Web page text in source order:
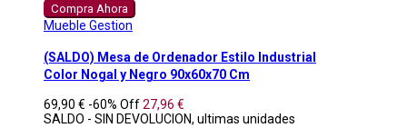
Compra Ahora
Mueble Gestion
(SALDO) Mesa de Ordenador Estilo Industrial
Color Nogal y Negro 90x60x70 Cm
69,90 € -60% Off27,96 €
SALDO - SIN DEVOLUCION, ultimas unidades